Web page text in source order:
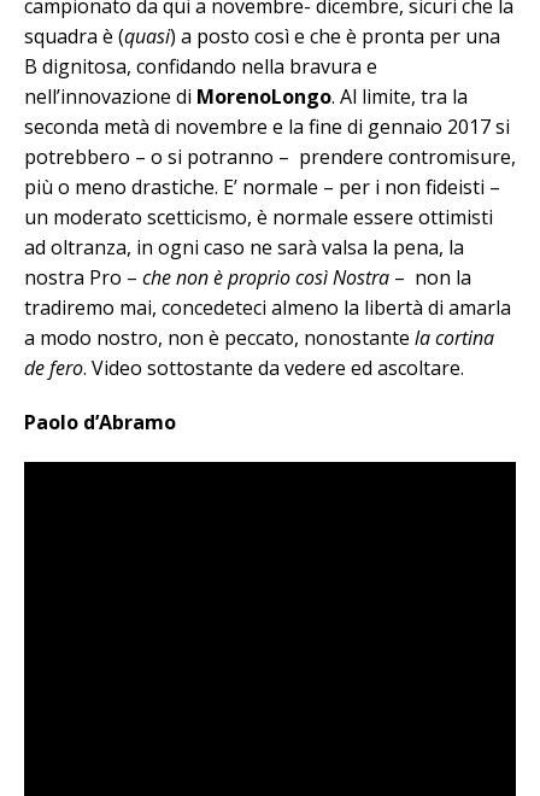
campionato da qui a novembre- dicembre, sicuri che la
squadra è (quasi) a posto così e che è pronta per una
B dignitosa, confidando nella bravura e
nell’innovazione di MorenoLongo. Al limite, tra la
seconda metà di novembre e la fine di gennaio 2017 si
potrebbero – o si potranno – prendere contromisure,
più o meno drastiche. E’ normale – per i non fideisti –
un moderato scetticismo, è normale essere ottimisti
ad oltranza, in ogni caso ne sarà valsa la pena, la
nostra Pro – che non è proprio così Nostra – non la
tradiremo mai, concedeteci almeno la libertà di amarla
a modo nostro, non è peccato, nonostante la cortina
de fero. Video sottostante da vedere ed ascoltare.
Paolo d’Abramo